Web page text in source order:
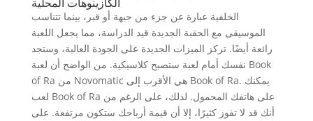
الخلفية عبارة عن جزء من جبهة أو قبر، بينما تتناسب
الموسيقى مع الحقبة الجديدة قيد الدراسة، مما يجعل اللعبة
رائعة أيضًا. تركز الميزات الجديدة على الجودة العالية، وستجد
نفسك أمام لعبة ستصبح كلاسيكية. من الواضح أن لعبة Book
of Ra من Novomatic هي الأقرب إلى Book of Ra. يمكنك
لعب Book of Ra على هاتفك المحمول. لذلك، على الرغم من
أنك قد لا تفوز كثيرًا، إلا أن قيمة أرباحك ستكون مرتفعة. على